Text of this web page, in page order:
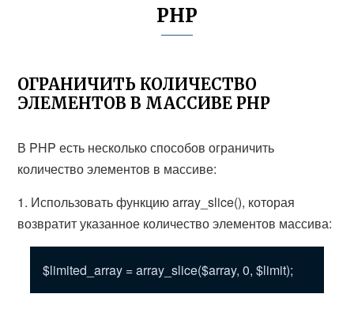
PHP
ОГРАНИЧИТЬ КОЛИЧЕСТВО
ЭЛЕМЕНТОВ В МАССИВЕ PHP
В PHP есть несколько способов ограничить
количество элементов в массиве:
1. Использовать функцию array_slice(), которая
возвратит указанное количество элементов массива:
$limited_array = array_slice($array, 0, $limit);